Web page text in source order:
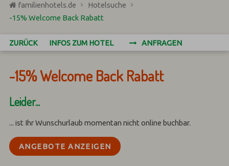
familienhotels.de
Hotelsuche
-15% Welcome Back Rabatt
ZURÜCK INFOS ZUM HOTEL ANFRAGEN
-15% Welcome Back Rabatt
Leider...
... ist Ihr Wunschurlaub momentan nicht online buchbar.
ANGEBOTE ANZEIGEN